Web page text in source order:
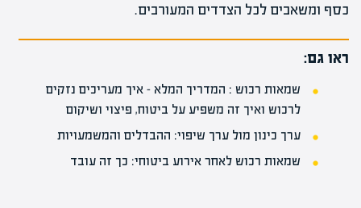
כסף ומשאבים לכל הצדדים המעורבים.
ראו גם:
שמאות רכוש : המדריך המלא – איך מעריכים נזקים
לרכוש ואיך זה משפיע על ביטוח, פיצוי ושיקום
ערך כינון מול ערך שיפוי: ההבדלים והמשמעויות
שמאות רכוש לאחר אירוע ביטוחי: כך זה עובד